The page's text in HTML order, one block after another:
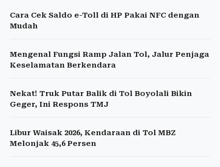
Cara Cek Saldo e-Toll di HP Pakai NFC dengan
Mudah
Mengenal Fungsi Ramp Jalan Tol, Jalur Penjaga
Keselamatan Berkendara
Nekat! Truk Putar Balik di Tol Boyolali Bikin
Geger, Ini Respons TMJ
Libur Waisak 2026, Kendaraan di Tol MBZ
Melonjak 45,6 Persen